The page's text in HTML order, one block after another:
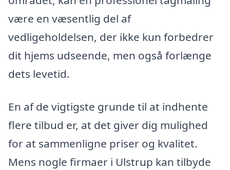
være en væsentlig del af
vedligeholdelsen, der ikke kun forbedrer
dit hjems udseende, men også forlænge
dets levetid.
En af de vigtigste grunde til at indhente
flere tilbud er, at det giver dig mulighed
for at sammenligne priser og kvalitet.
Mens nogle firmaer i Ulstrup kan tilbyde